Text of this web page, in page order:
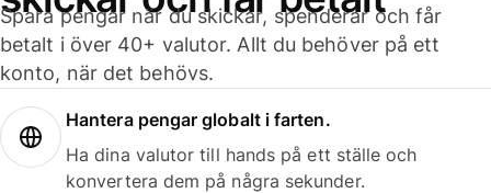
Spara pengar när du skickar, spenderar och får
betalt i över 40+ valutor. Allt du behöver på ett
konto, när det behövs.
Hantera pengar globalt i farten.
Ha dina valutor till hands på ett ställe och
konvertera dem på några sekunder.